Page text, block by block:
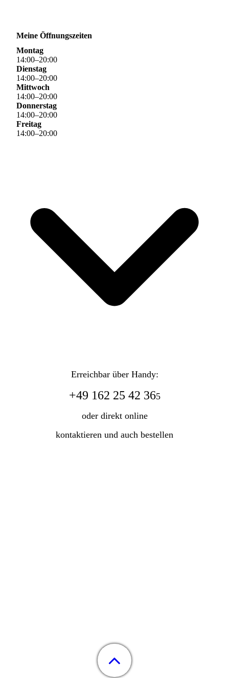
Meine Öffnungszeiten
Montag
14:00–20:00
Dienstag
14:00–20:00
Mittwoch
14:00–20:00
Donnerstag
14:00–20:00
Freitag
14:00–20:00
Erreichbar über Handy:
+49 162 25 42 365
oder direkt online
kontaktieren und auch bestellen